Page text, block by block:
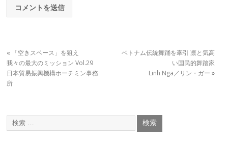
«
「空きスペース」を狙え
我々の最大のミッション Vol.29
日本貿易振興機構ホーチミン事務
所
ベトナム伝統舞踊を牽引 凛と気高
い国民的舞踏家
Linh Nga／リン・ガー »